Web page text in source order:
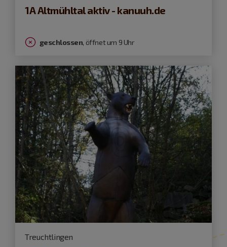
1A Altmühltal aktiv - kanuuh.de
geschlossen, öffnet um 9 Uhr
Treuchtlingen